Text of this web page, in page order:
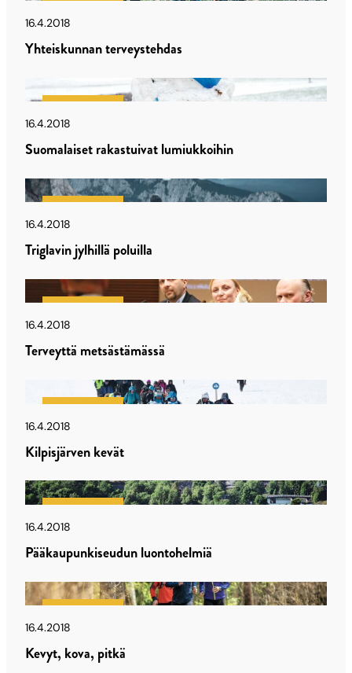
16.4.2018
Yhteiskunnan terveystehdas
16.4.2018
Suomalaiset rakastuivat lumiukkoihin
16.4.2018
Triglavin jylhillä poluilla
16.4.2018
Terveyttä metsästämässä
16.4.2018
Kilpisjärven kevät
16.4.2018
Pääkaupunkiseudun luontohelmiä
16.4.2018
Kevyt, kova, pitkä